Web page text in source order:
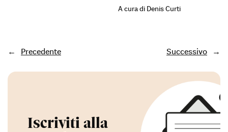
A cura di Denis Curti
← Precedente Successivo →
Iscriviti alla